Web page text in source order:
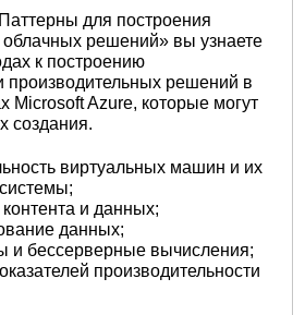
для построения
облачных решений» вы узнаете
к построению
решений в
Microsoft Azure, которые могут
создания.
виртуальных машин и их
и данных;
данных;
и бессерверные вычисления;
производительности